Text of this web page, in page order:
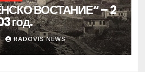
ВОСТАНИЕ“ – 2
год.
RADOVIS NEWS